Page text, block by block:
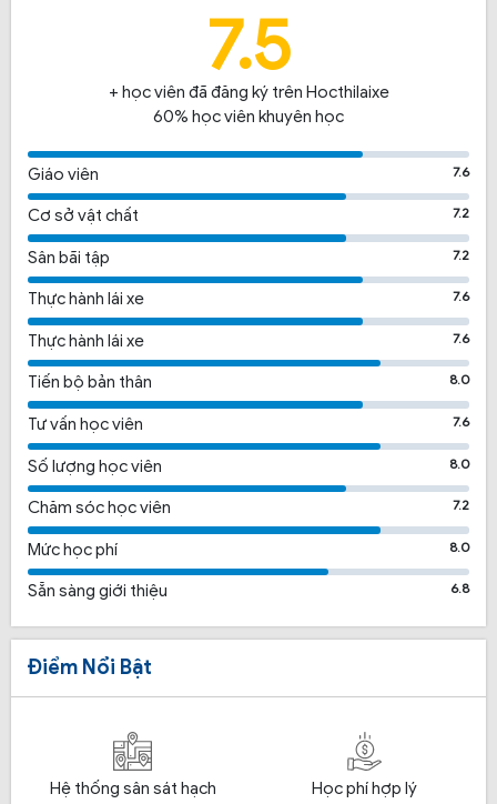
7.5
+ học viên đã đăng ký trên Hocthilaixe
60% học viên khuyên học
Giáo viên 7.6
Cơ sở vật chất 7.2
Sân bãi tập 7.2
Thực hành lái xe 7.6
Thực hành lái xe 7.6
Tiến bộ bản thân 8.0
Tư vấn học viên 7.6
Số lượng học viên 8.0
Chăm sóc học viên 7.2
Mức học phí 8.0
Sẵn sàng giới thiệu 6.8
Điểm Nổi Bật
Hệ thống sân sát hạch Học phí hợp lý